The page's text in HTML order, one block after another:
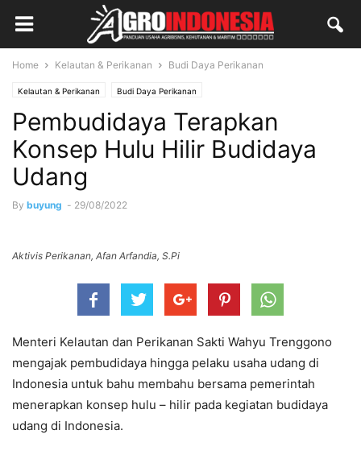
Home Kelautan & Perikanan Budi Daya Perikanan
Kelautan & Perikanan Budi Daya Perikanan
Pembudidaya Terapkan
Konsep Hulu Hilir Budidaya
Udang
By buyung - 29/08/2022
Aktivis Perikanan, Afan Arfandia, S.Pi
Menteri Kelautan dan Perikanan Sakti Wahyu Trenggono
mengajak pembudidaya hingga pelaku usaha udang di
Indonesia untuk bahu membahu bersama pemerintah
menerapkan konsep hulu – hilir pada kegiatan budidaya
udang di Indonesia.